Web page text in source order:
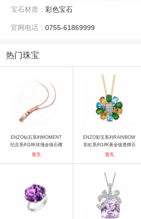
宝石材质： 彩色宝石
官网电话： 0755-61869999
热门珠宝
ENZO钻石系列MOMENT
纪念系列18K玫瑰金镶石榴
石及钻石项链 项链
暂无
ENZO彩宝系列RAINBOW
彩虹系列18K黄金镶透輝石
黃晶托帕石及钻石吊坠 吊
暂无